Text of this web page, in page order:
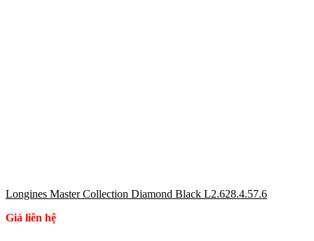
Longines Master Collection Diamond Black L2.628.4.57.6
Giá liên hệ